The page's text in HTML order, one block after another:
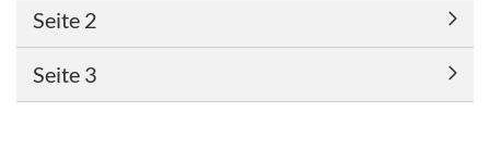
Seite 2
Seite 3